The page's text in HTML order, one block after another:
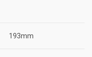
193mm